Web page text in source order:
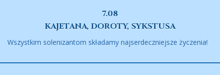
7.08
KAJETANA, DOROTY, SYKSTUSA
Wszystkim solenizantom składamy najserdeczniejsze życzenia!